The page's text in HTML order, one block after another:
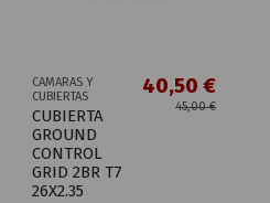
CAMARAS Y
CUBIERTAS
CUBIERTA
GROUND
CONTROL
GRID 2BR T7
26X2.35
40,50 €
45,00 €